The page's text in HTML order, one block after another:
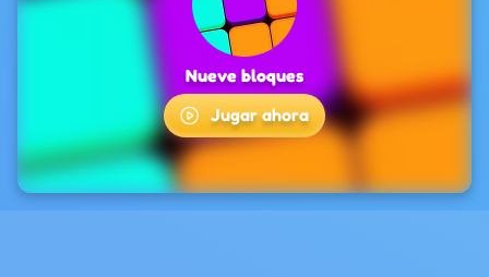
Nueve bloques
Jugar ahora